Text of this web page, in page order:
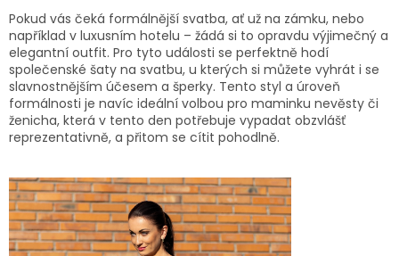
Pokud vás čeká formálnější svatba, ať už na zámku, nebo
například v luxusním hotelu – žádá si to opravdu výjimečný a
elegantní outfit. Pro tyto události se perfektně hodí
společenské šaty na svatbu, u kterých si můžete vyhrát i se
slavnostnějším účesem a šperky. Tento styl a úroveň
formálnosti je navíc ideální volbou pro maminku nevěsty či
ženicha, která v tento den potřebuje vypadat obzvlášť
reprezentativně, a přitom se cítit pohodlně.